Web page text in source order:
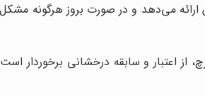
می‌دهد و در صورت بروز هرگونه
از اعتبار و سابقه درخشانی برخوردار